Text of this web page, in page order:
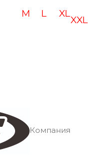
M L XL
XXL
Компания